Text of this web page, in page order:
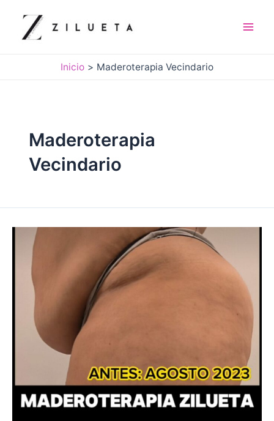
contenido
Inicio Maderoterapia Vecindario
Maderoterapia
Vecindario